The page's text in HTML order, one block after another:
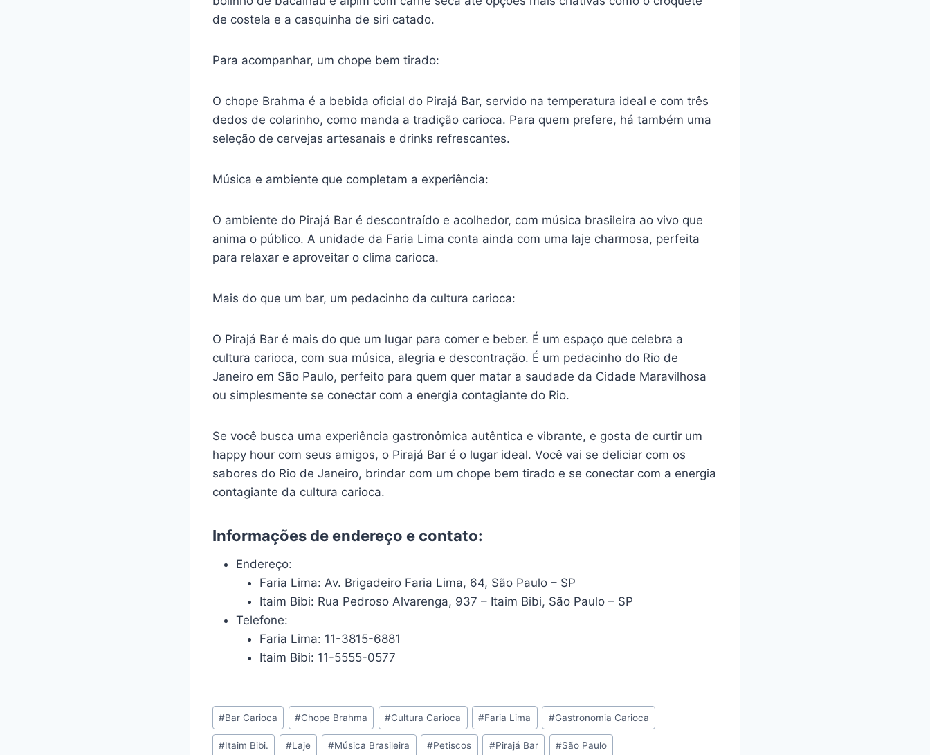
de costela e a casquinha de siri catado.
Para acompanhar, um chope bem tirado:
O chope Brahma é a bebida oficial do Pirajá Bar, servido na temperatura ideal e com três
dedos de colarinho, como manda a tradição carioca. Para quem prefere, há também uma
seleção de cervejas artesanais e drinks refrescantes.
Música e ambiente que completam a experiência:
O ambiente do Pirajá Bar é descontraído e acolhedor, com música brasileira ao vivo que
anima o público. A unidade da Faria Lima conta ainda com uma laje charmosa, perfeita
para relaxar e aproveitar o clima carioca.
Mais do que um bar, um pedacinho da cultura carioca:
O Pirajá Bar é mais do que um lugar para comer e beber. É um espaço que celebra a
cultura carioca, com sua música, alegria e descontração. É um pedacinho do Rio de
Janeiro em São Paulo, perfeito para quem quer matar a saudade da Cidade Maravilhosa
ou simplesmente se conectar com a energia contagiante do Rio.
Se você busca uma experiência gastronômica autêntica e vibrante, e gosta de curtir um
happy hour com seus amigos, o Pirajá Bar é o lugar ideal. Você vai se deliciar com os
sabores do Rio de Janeiro, brindar com um chope bem tirado e se conectar com a energia
contagiante da cultura carioca.
Informações de endereço e contato:
Endereço:
Faria Lima: Av. Brigadeiro Faria Lima, 64, São Paulo – SP
Itaim Bibi: Rua Pedroso Alvarenga, 937 – Itaim Bibi, São Paulo – SP
Telefone:
Faria Lima: 11-3815-6881
Itaim Bibi: 11-5555-0577
Tags
do
Post:
#Bar Carioca #Chope Brahma #Cultura Carioca #Faria Lima #Gastronomia Carioca
#Itaim Bibi. #Laje #Música Brasileira #Petiscos #Pirajá Bar #São Paulo